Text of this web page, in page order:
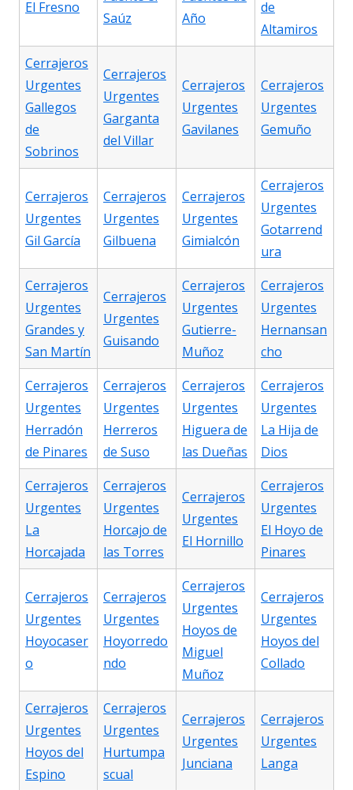
El Fresno
Saúz
Año
de
Altamiros
Cerrajeros
Urgentes
Gallegos
de
Sobrinos
Cerrajeros
Urgentes
Garganta
del Villar
Cerrajeros
Urgentes
Gavilanes
Cerrajeros
Urgentes
Gemuño
Cerrajeros
Urgentes
Gil García
Cerrajeros
Urgentes
Gilbuena
Cerrajeros
Urgentes
Gimialcón
Cerrajeros
Urgentes
Gotarrend
ura
Cerrajeros
Urgentes
Grandes y
San Martín
Cerrajeros
Urgentes
Guisando
Cerrajeros
Urgentes
Gutierre-
Muñoz
Cerrajeros
Urgentes
Hernansan
cho
Cerrajeros
Urgentes
Herradón
de Pinares
Cerrajeros
Urgentes
Herreros
de Suso
Cerrajeros
Urgentes
Higuera de
las Dueñas
Cerrajeros
Urgentes
La Hija de
Dios
Cerrajeros
Urgentes
La
Horcajada
Cerrajeros
Urgentes
Horcajo de
las Torres
Cerrajeros
Urgentes
El Hornillo
Cerrajeros
Urgentes
El Hoyo de
Pinares
Cerrajeros
Urgentes
Hoyocaser
o
Cerrajeros
Urgentes
Hoyorredo
ndo
Cerrajeros
Urgentes
Hoyos de
Miguel
Muñoz
Cerrajeros
Urgentes
Hoyos del
Collado
Cerrajeros
Urgentes
Hoyos del
Espino
Cerrajeros
Urgentes
Hurtumpa
scual
Cerrajeros
Urgentes
Junciana
Cerrajeros
Urgentes
Langa